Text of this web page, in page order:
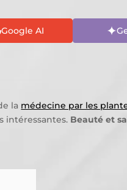
Google AI
la médecine par les
intéressantes. Beauté et